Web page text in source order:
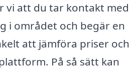
vi att du tar kontakt med
i området och begär en
att jämföra priser och
På så sätt kan